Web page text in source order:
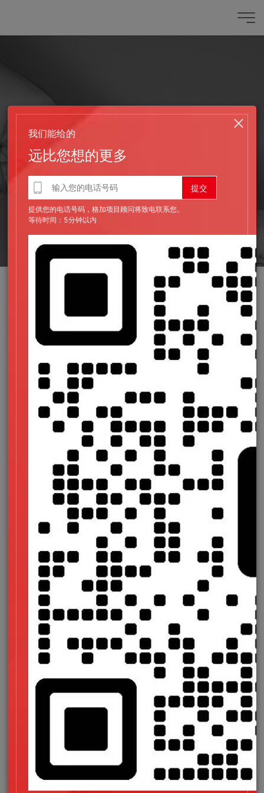
网站建设的步骤
企业在进行一个网站建设时，选择一个正规的，让人放心的
平台去制作网站是一个非常重要的问题，这不仅对于企业今后的
线上发展和宣传有着重要的影响，而且对于企业网站建设的安全
性和未来的发展也有保障，那么一般是怎么样来进行网站制作？
一、美术涉及
在收到项目后，设计师需要直接与客户沟通，详细了解客户
的公司背景、服务内容、网站建设目的以及网站所需的设计风格
等。并让客户提交，为进一步的涉及确认提供风格参考，同时搜
索要涉及的图片、风格、元素等资料，并启动主页的设计。主页
是一个网站的门面，非常重要，所以它需要很长的时间来设计。
主页设计完成，联系客户进行修改和确认，签署“网站设计确认
书”，然后根据合同中的网站架构，开始设计栏页面和内容页
二、前段制作
前端开发是设计界和程序之间的重要步骤。前段开发人员根
据设计者设计的PSD源文件，使用HTL+CSS完成网页的制作，
并将设计好的源文件制作成网页。
三、程序开发
程序开发人员在得到前端设计的页面源文件后，开始讲程序
模块添加到网站中，通过程序员的操作，逐个实现新闻、消息、
会员、购物车等一系列功能。访问者可以在网站上实现各种交互
在网站建设中，虽然三个岗位和部分是独立的，但三个部门
是紧密联系在一起的，只有跨部门的合作，才能建设出一个完美
的网站。在网站的所有页面都建设好后，有必要对网站的所有页
面和功能进行测试，以确保其发布的内容不存在错误，同时，项
目经理也应检查网站的整体情况，避免出现过多的错误。
我们能给的
远比您想的更多
提供您的电话号码，格加项目顾问将致电联系您。
等待时间：5分钟以内